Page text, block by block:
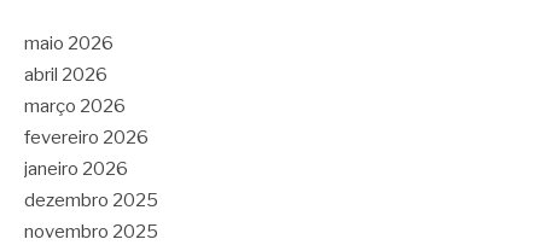
maio 2026
abril 2026
março 2026
fevereiro 2026
janeiro 2026
dezembro 2025
novembro 2025